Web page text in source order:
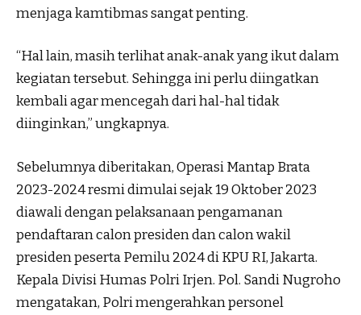
menjaga kamtibmas sangat penting.
“Hal lain, masih terlihat anak-anak yang ikut dalam
kegiatan tersebut. Sehingga ini perlu diingatkan
kembali agar mencegah dari hal-hal tidak
diinginkan,” ungkapnya.
Sebelumnya diberitakan, Operasi Mantap Brata
2023-2024 resmi dimulai sejak 19 Oktober 2023
diawali dengan pelaksanaan pengamanan
pendaftaran calon presiden dan calon wakil
presiden peserta Pemilu 2024 di KPU RI, Jakarta.
Kepala Divisi Humas Polri Irjen. Pol. Sandi Nugroho
mengatakan, Polri mengerahkan personel